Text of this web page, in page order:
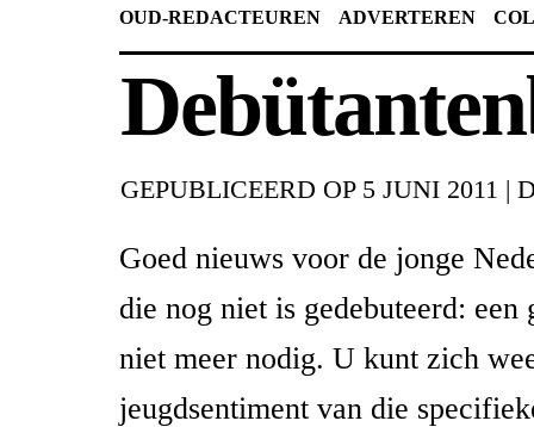
OUD-REDACTEUREN ADVERTEREN
GEPUBLICEERD OP 5 JUNI 2011 |
Goed nieuws voor de jonge
die nog niet is gedebuteerd: een
niet meer nodig. U kunt zich
jeugdsentiment van die